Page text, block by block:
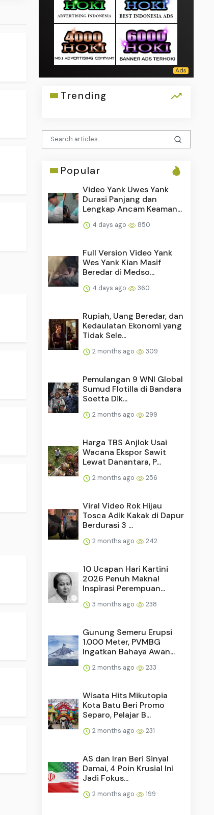
Trending
Popular
Video Yank Uwes Yank
Durasi Panjang dan
Lengkap Ancam Keaman...
4 days ago 850
Full Version Video Yank
Wes Yank Kian Masif
Beredar di Medso...
4 days ago 360
Rupiah, Uang Beredar, dan
Kedaulatan Ekonomi yang
Tidak Sele...
2 months ago 309
Pemulangan 9 WNI Global
Sumud Flotilla di Bandara
Soetta Dik...
2 months ago 299
Harga TBS Anjlok Usai
Wacana Ekspor Sawit
Lewat Danantara, P...
2 months ago 256
Viral Video Rok Hijau
Tosca Adik Kakak di Dapur
Berdurasi 3 ...
2 months ago 242
10 Ucapan Hari Kartini
2026 Penuh Makna!
Inspirasi Perempuan...
3 months ago 238
Gunung Semeru Erupsi
1.000 Meter, PVMBG
Ingatkan Bahaya Awan...
2 months ago 233
Wisata Hits Mikutopia
Kota Batu Beri Promo
Separo, Pelajar B...
2 months ago 231
AS dan Iran Beri Sinyal
Damai, 4 Poin Krusial Ini
Jadi Fokus...
2 months ago 199